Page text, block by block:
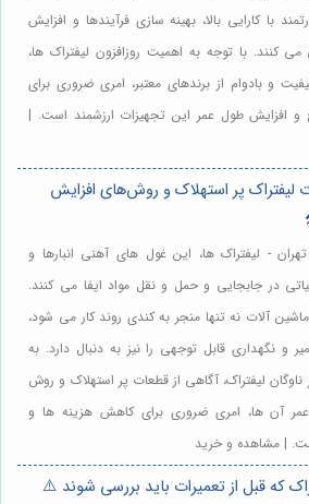
با کارایی بالا، بهینه سازی فرآیندها و افزایش
کنند. با توجه به اهمیت روزافزون لیفتراک ها،
و بادوام از برندهای معتبر، امری ضروری برای
افزایش طول عمر این تجهیزات ارزشمند است. |
7 قطعات لیفتراک پر استهلاک و روش‌های افزایش
- لیفتراک ها، این غول های آهنی انبارها و
در جابجایی و حمل و نقل مواد ایفا می کنند.
آلات نه تنها منجر به کندی روند کار می شود،
و نگهداری قابل توجهی را نیز به دنبال دارد. به
ناوگان لیفتراک، آگاهی از قطعات پر استهلاک و روش
آن ها، امری ضروری برای کاهش هزینه ها و
| مشاهده و خرید